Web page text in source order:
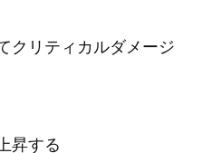
クリティカルダメージ
昇する